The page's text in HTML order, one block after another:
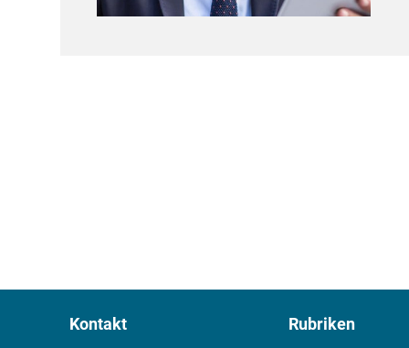
Kontakt Rubriken